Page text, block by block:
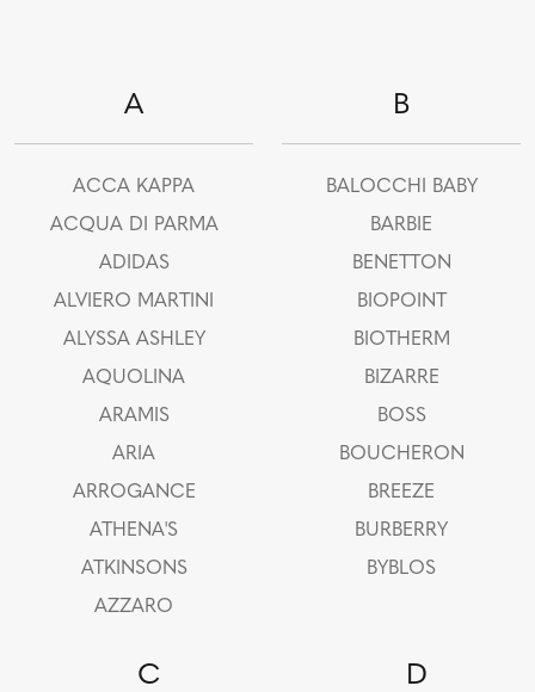
A
ACCA KAPPA
ACQUA DI PARMA
ADIDAS
ALVIERO MARTINI
ALYSSA ASHLEY
AQUOLINA
ARAMIS
ARIA
ARROGANCE
ATHENA'S
ATKINSONS
AZZARO
B
BALOCCHI BABY
BARBIE
BENETTON
BIOPOINT
BIOTHERM
BIZARRE
BOSS
BOUCHERON
BREEZE
BURBERRY
BYBLOS
C D